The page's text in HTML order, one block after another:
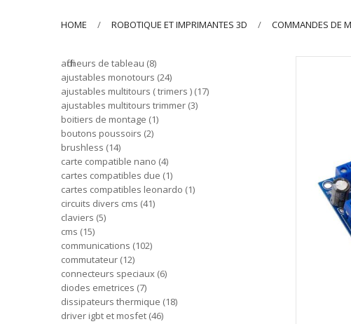
HOME ROBOTIQUE ET IMPRIMANTES 3D COMMANDES DE
afficheurs de tableau 8
ajustables monotours 24
ajustables multitours ( trimers ) 17
ajustables multitours trimmer 3
boitiers de montage 1
boutons poussoirs 2
brushless 14
carte compatible nano 4
cartes compatibles due 1
cartes compatibles leonardo 1
circuits divers cms 41
claviers 5
cms 15
communications 102
commutateur 12
connecteurs speciaux 6
diodes emetrices 7
dissipateurs thermique 18
driver igbt et mosfet 46